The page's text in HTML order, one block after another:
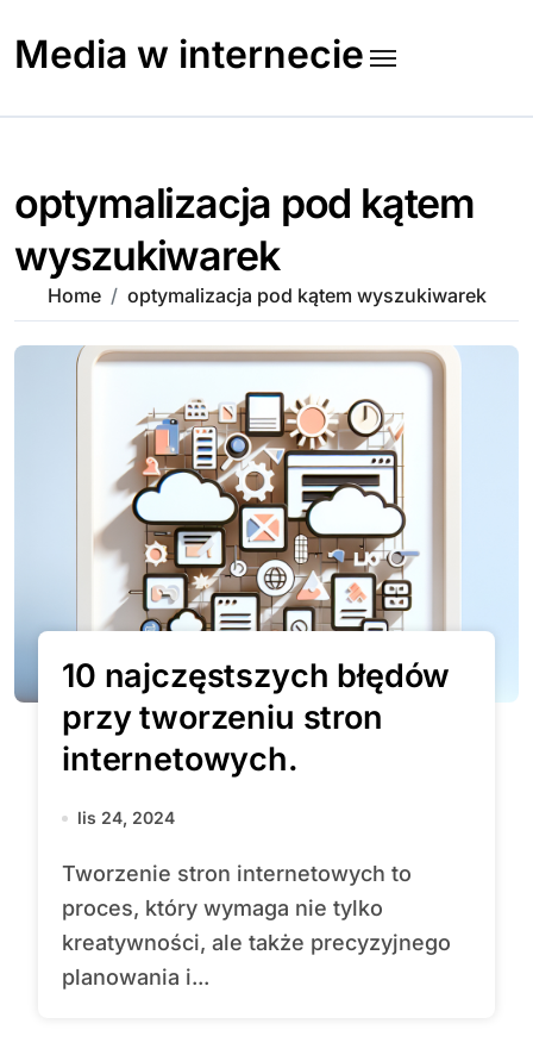
content
Media w internecie
optymalizacja pod kątem
wyszukiwarek
Home optymalizacja pod kątem wyszukiwarek
10 najczęstszych błędów
przy tworzeniu stron
internetowych.
lis 24, 2024
Tworzenie stron internetowych to
proces, który wymaga nie tylko
kreatywności, ale także precyzyjnego
planowania i...